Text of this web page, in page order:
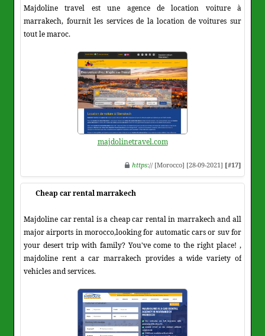
Majdoline travel est une agence de location voiture à
marrakech, fournit les services de la location de voitures sur
tout le maroc.
majdolinetravel.com
https:// [Morocco] [28-09-2021] [#17]
Cheap car rental marrakech
Majdoline car rental is a cheap car rental in marrakech and all
major airports in morocco,looking for automatic cars or suv for
your desert trip with family? You've come to the right place! ,
majdoline rent a car marrakech provides a wide variety of
vehicles and services.